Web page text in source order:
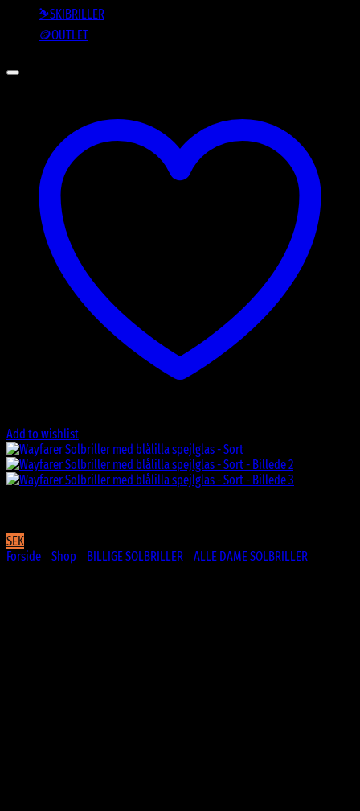
⛷️SKIBRILLER
🪙OUTLET
Add to wishlist
SEK
Forside
Shop BILLIGE SOLBRILLER ALLE DAME SOLBRILLER